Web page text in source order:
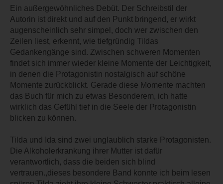
Ein außergewöhnliches Debüt. Der Schreibstil der
Autorin ist direkt und auf den Punkt bringend, er wirkt
augenscheinlich sehr simpel, doch wer zwischen den
Zeilen liest, erkennt, wie tiefgründig Tildas
Gedankengänge sind. Zwischen schweren Momenten
findet sich immer wieder kleine Momente der Leichtigkeit,
in denen die Protagonistin nostalgisch auf schöne
Momente zurückblickt. Gerade diese Momente machten
das Buch für mich zu etwas Besonderem, ich hatte
wirklich das Gefühl tief in die Seele der Protagonistin
blicken zu können.
Tilda und Ida sind zwei unglaublich starke Protagonisten.
Die Alkoholerkrankung ihrer Mutter ist dafür
verantwortlich, dass die beiden sich blind
vertrauen.,dieses besondere Band konnte ich beim lesen